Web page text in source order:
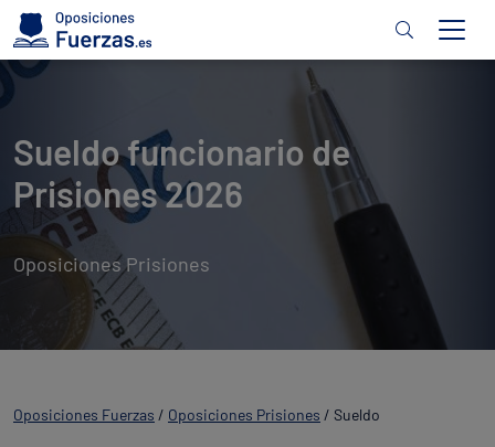
Sueldo funcionario de
Prisiones 2026
Oposiciones Prisiones
Oposiciones Fuerzas / Oposiciones Prisiones / Sueldo